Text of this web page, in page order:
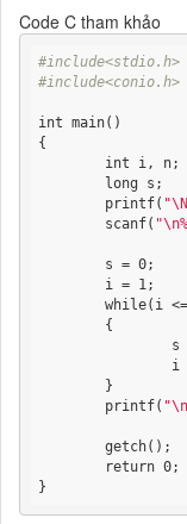
Code C tham khảo
#include<stdio.h>
#include<conio.h>
int main()
{
	printf(
	scanf(
	printf(
}